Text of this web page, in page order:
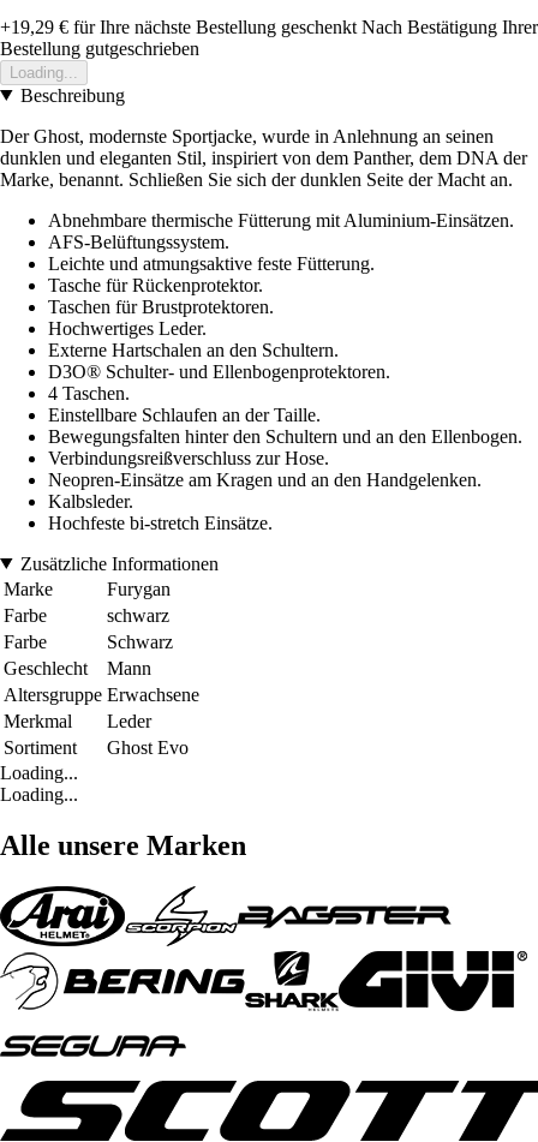
+19,29 € für Ihre nächste Bestellung geschenkt Nach Bestätigung Ihrer
Bestellung gutgeschrieben
Loading...
Beschreibung
Der Ghost, modernste Sportjacke, wurde in Anlehnung an seinen
dunklen und eleganten Stil, inspiriert von dem Panther, dem DNA der
Marke, benannt. Schließen Sie sich der dunklen Seite der Macht an.
Abnehmbare thermische Fütterung mit Aluminium-Einsätzen.
AFS-Belüftungssystem.
Leichte und atmungsaktive feste Fütterung.
Tasche für Rückenprotektor.
Taschen für Brustprotektoren.
Hochwertiges Leder.
Externe Hartschalen an den Schultern.
D3O® Schulter- und Ellenbogenprotektoren.
4 Taschen.
Einstellbare Schlaufen an der Taille.
Bewegungsfalten hinter den Schultern und an den Ellenbogen.
Verbindungsreißverschluss zur Hose.
Neopren-Einsätze am Kragen und an den Handgelenken.
Kalbsleder.
Hochfeste bi-stretch Einsätze.
Zusätzliche Informationen
Marke
Furygan
Farbe
schwarz
Farbe
Schwarz
Geschlecht
Mann
Altersgruppe Erwachsene
Merkmal
Leder
Sortiment
Ghost Evo
Loading...
Loading...
Alle unsere Marken